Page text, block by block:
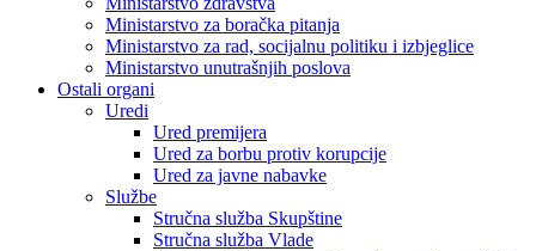
Ministarstvo za boračka pitanja
Ministarstvo za rad, socijalnu politiku i izbjeglice
Ministarstvo unutrašnjih poslova
Ostali organi
Uredi
Ured premijera
Ured za borbu protiv korupcije
Ured za javne nabavke
Službe
Stručna služba Skupštine
Stručna služba Vlade